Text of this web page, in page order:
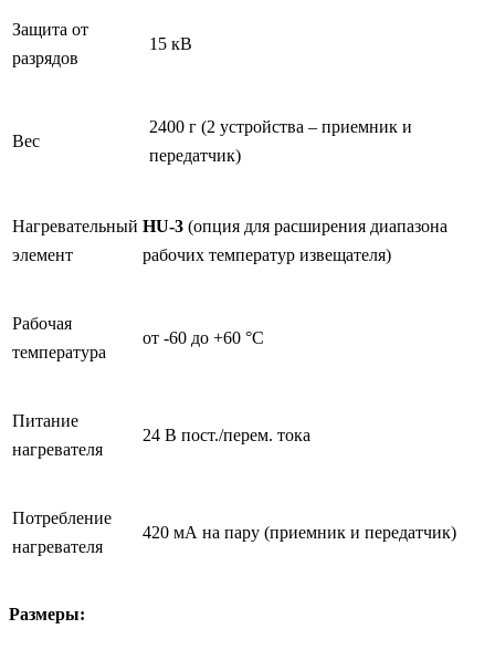
Защита от
разрядов
15 кВ
Вес
2400 г (2 устройства – приемник и
передатчик)
Нагревательный
элемент
HU-3 (опция для расширения диапазона
рабочих температур извещателя)
Рабочая
температура
от -60 до +60 °С
Питание
нагревателя
24 В пост./перем. тока
Потребление
нагревателя
420 мА на пару (приемник и передатчик)
Размеры: